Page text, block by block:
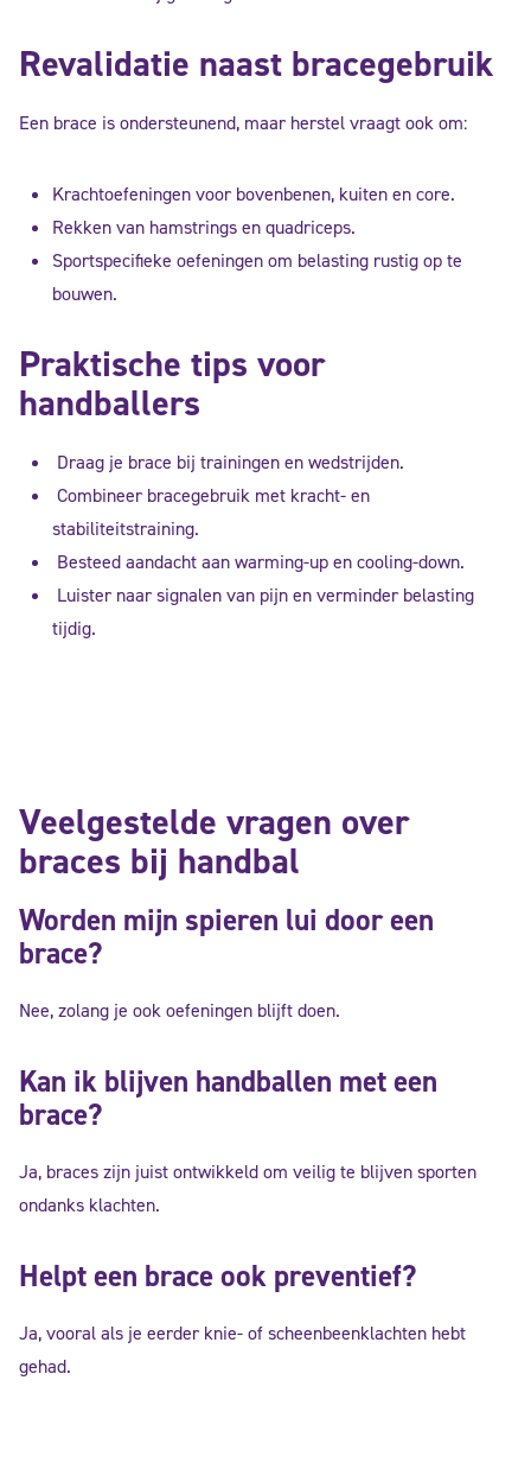
Revalidatie naast bracegebruik
Een brace is ondersteunend, maar herstel vraagt ook om:
Krachtoefeningen voor bovenbenen, kuiten en core.
Rekken van hamstrings en quadriceps.
Sportspecifieke oefeningen om belasting rustig op te
bouwen.
Praktische tips voor
handballers
Draag je brace bij trainingen en wedstrijden.
Combineer bracegebruik met kracht- en
stabiliteitstraining.
Besteed aandacht aan warming-up en cooling-down.
Luister naar signalen van pijn en verminder belasting
tijdig.
Veelgestelde vragen over
braces bij handbal
Worden mijn spieren lui door een
brace?
Nee, zolang je ook oefeningen blijft doen.
Kan ik blijven handballen met een
brace?
Ja, braces zijn juist ontwikkeld om veilig te blijven sporten
ondanks klachten.
Helpt een brace ook preventief?
Ja, vooral als je eerder knie- of scheenbeenklachten hebt
gehad.